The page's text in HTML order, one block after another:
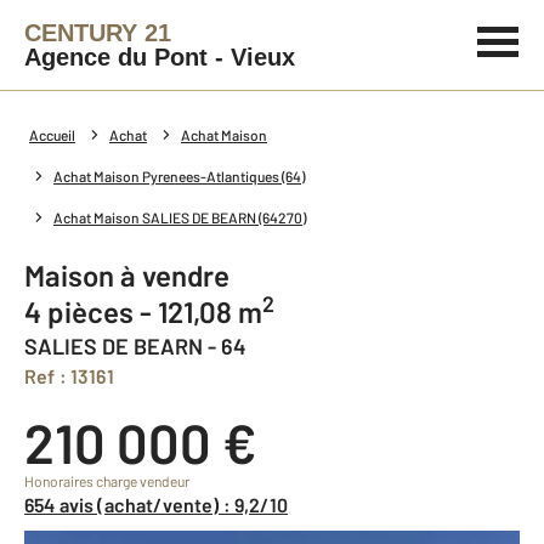
CENTURY 21
Agence du Pont - Vieux
Accueil Achat Achat Maison
Achat Maison Pyrenees-Atlantiques (64)
Achat Maison SALIES DE BEARN (64270)
Maison à vendre
4 pièces - 121,08 m2
SALIES DE BEARN - 64
Ref : 13161
210 000 €
Honoraires charge vendeur
654 avis (achat/vente) : 9,2/10